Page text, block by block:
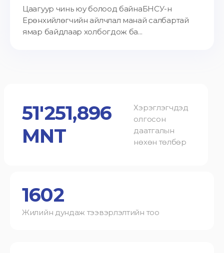
Цаагуур чинь юу болоод байнаБНСУ-н
Ерөнхийлөгчийн айлчлал манай салбартай
ямар байдлаар холбогдож ба...
51'251,896
MNT
Хэрэглэгчдэд
олгосон
даатгалын
нөхөн төлбөр
1602
Жилийн дундаж тээвэрлэлтийн тоо